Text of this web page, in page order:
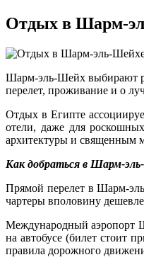
Отдых в Шарм-
Шарм-эль-Шейх выбирают
перелет, проживание и о
Отдых в Египте
отели, даже для
архитектуры и священным
Как добраться в Шарм-
Прямой перелет в Шарм-
чартеры вполовину
Международный аэропорт
на автобусе (билет стоит
правила дорожного